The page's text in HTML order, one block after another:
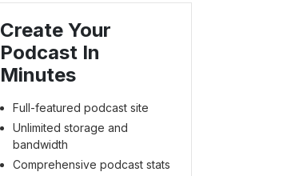
Create Your
Podcast In
Minutes
Full-featured podcast site
Unlimited storage and
bandwidth
Comprehensive podcast stats